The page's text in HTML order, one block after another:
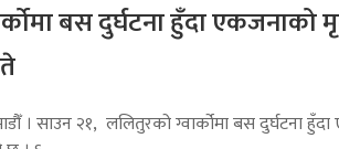
बस दुर्घटना हुँदा एकजनाको
। साउन २१, ललितुरको ग्वार्कोमा बस दुर्घटना